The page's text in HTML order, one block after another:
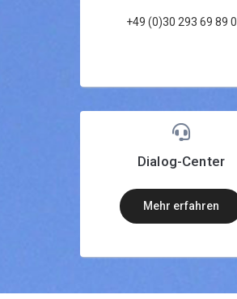
+49 (0)30 293 69 89 0
Dialog-Center
mehr erfahren